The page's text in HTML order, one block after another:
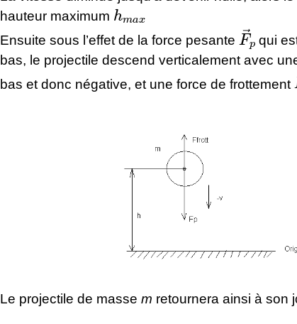
hauteur maximum
hmax
Ensuite sous l’effet de la force pesante
F→
qui
bas, le projectile descend verticalement avec
bas et donc négative, et une force de frottement
Le projectile de masse m retournera ainsi à son